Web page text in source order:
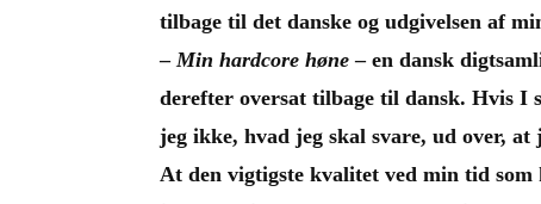
tilbage til det danske og udgivelsen af
–Min hardcore høne – en dansk
derefter oversat tilbage til dansk. Hvis I
jeg ikke, hvad jeg skal svare, ud over,
At den vigtigste kvalitet ved min tid